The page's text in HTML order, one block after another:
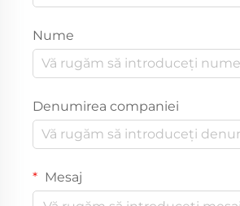
Nume
Denumirea companiei
Mesaj